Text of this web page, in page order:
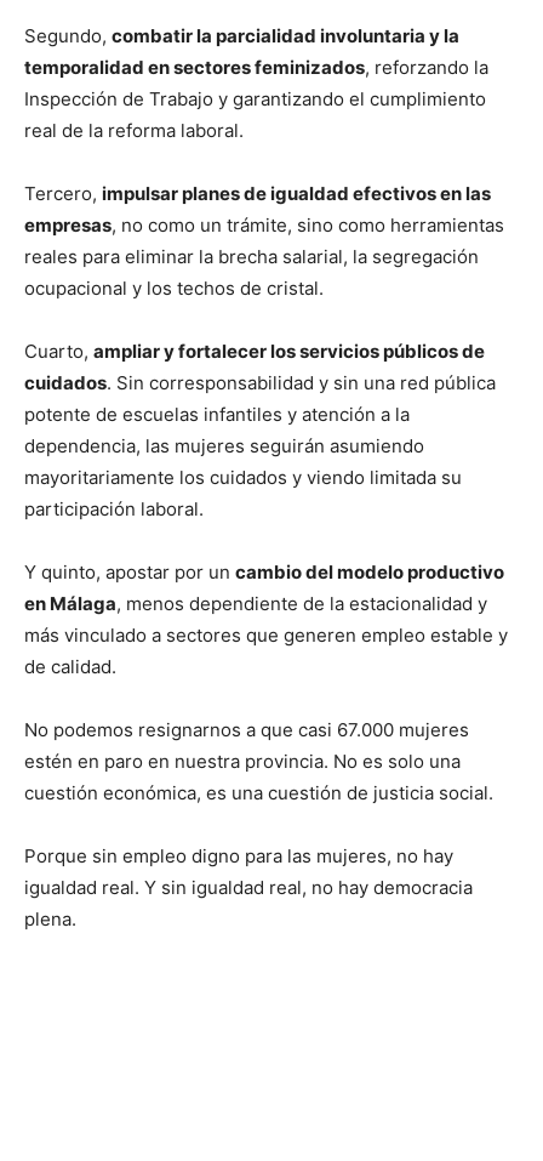
Segundo, combatir la parcialidad involuntaria y la
temporalidad en sectores feminizados, reforzando la
Inspección de Trabajo y garantizando el cumplimiento
real de la reforma laboral.
Tercero, impulsar planes de igualdad efectivos en las
empresas, no como un trámite, sino como herramientas
reales para eliminar la brecha salarial, la segregación
ocupacional y los techos de cristal.
Cuarto, ampliar y fortalecer los servicios públicos de
cuidados. Sin corresponsabilidad y sin una red pública
potente de escuelas infantiles y atención a la
dependencia, las mujeres seguirán asumiendo
mayoritariamente los cuidados y viendo limitada su
participación laboral.
Y quinto, apostar por un cambio del modelo productivo
en Málaga, menos dependiente de la estacionalidad y
más vinculado a sectores que generen empleo estable y
de calidad.
No podemos resignarnos a que casi 67.000 mujeres
estén en paro en nuestra provincia. No es solo una
cuestión económica, es una cuestión de justicia social.
Porque sin empleo digno para las mujeres, no hay
igualdad real. Y sin igualdad real, no hay democracia
plena.